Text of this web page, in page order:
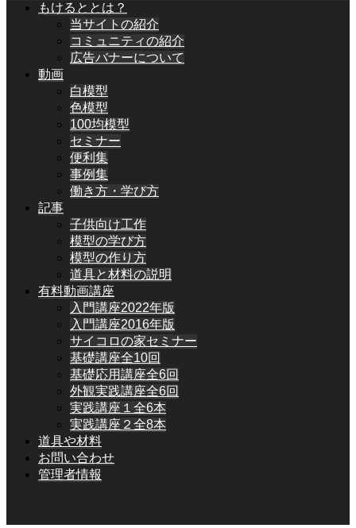
もけるととは？
当サイトの紹介
コミュニティの紹介
広告バナーについて
動画
白模型
色模型
100均模型
セミナー
便利集
事例集
働き方・学び方
記事
子供向け工作
模型の学び方
模型の作り方
道具と材料の説明
有料動画講座
入門講座2022年版
入門講座2016年版
サイコロの家セミナー
基礎講座全10回
基礎応用講座全6回
外観実践講座全6回
実践講座１全6本
実践講座２全8本
道具や材料
お問い合わせ
管理者情報